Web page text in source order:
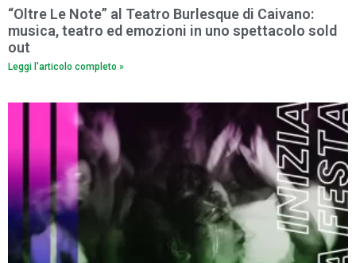
“Oltre Le Note” al Teatro Burlesque di Caivano:
musica, teatro ed emozioni in uno spettacolo sold
out
Leggi l'articolo completo »